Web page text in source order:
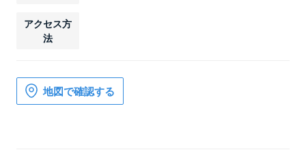
アクセス方
法
地図で確認する